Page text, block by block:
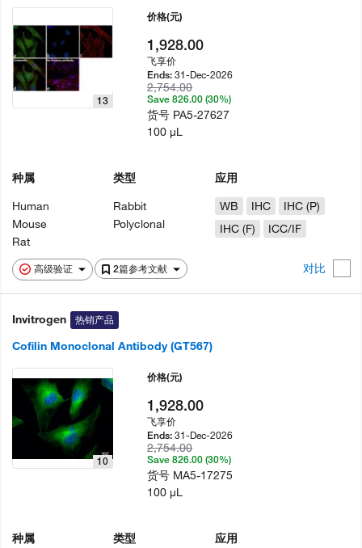
高级验证 2篇参考文献 对比
13
种属
Human
Mouse
Rat
类型
Rabbit
Polyclonal
应用
WB
IHC
IHC (P)
IHC (F)
ICC/IF
价格(元)
1,928.00
飞享价
Ends:31-Dec-2026
2,754.00
Save 826.00 (30%)
货号 PA5-27627
100 µL
Invitrogen 热销产品
Cofilin Monoclonal Antibody (GT567)
10
种属
类型
应用
价格(元)
1,928.00
飞享价
Ends:31-Dec-2026
2,754.00
Save 826.00 (30%)
货号 MA5-17275
100 µL